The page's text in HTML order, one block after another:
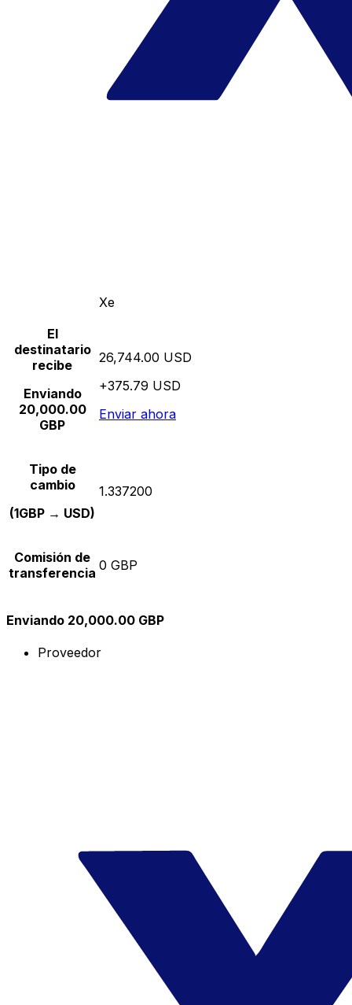
Xe
El
destinatario
recibe
Enviando
20,000.00
GBP
26,744.00 USD
+375.79 USD
Enviar ahora
Tipo de
cambio
(1GBP → USD)
1.337200
Comisión de
transferencia 0 GBP
Enviando 20,000.00 GBP
Proveedor